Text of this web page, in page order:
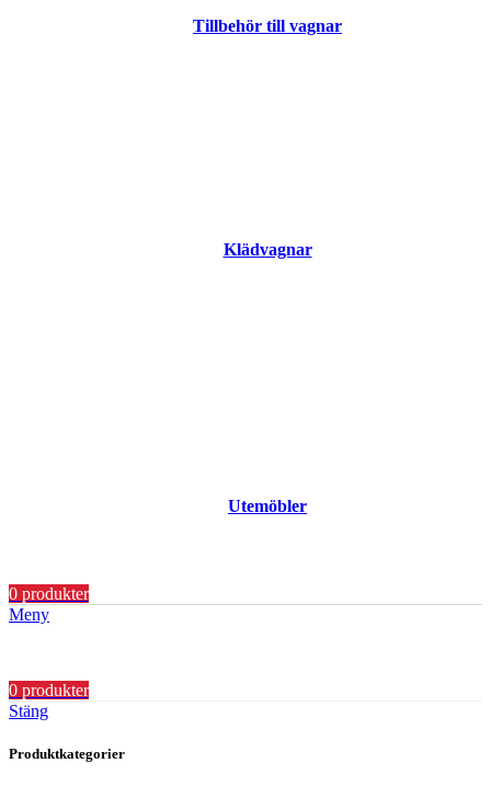
Tillbehör till vagnar
Klädvagnar
Utemöbler
0 produkter
Meny
0 produkter
Stäng
Produktkategorier